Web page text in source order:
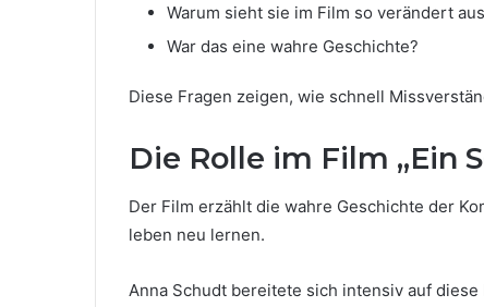
Warum sieht sie im Film so verändert
War das eine wahre Geschichte?
Diese Fragen zeigen, wie schnell
Die Rolle im Film „Ein
Der Film erzählt die wahre Geschichte der
leben neu lernen.
Anna Schudt bereitete sich intensiv auf